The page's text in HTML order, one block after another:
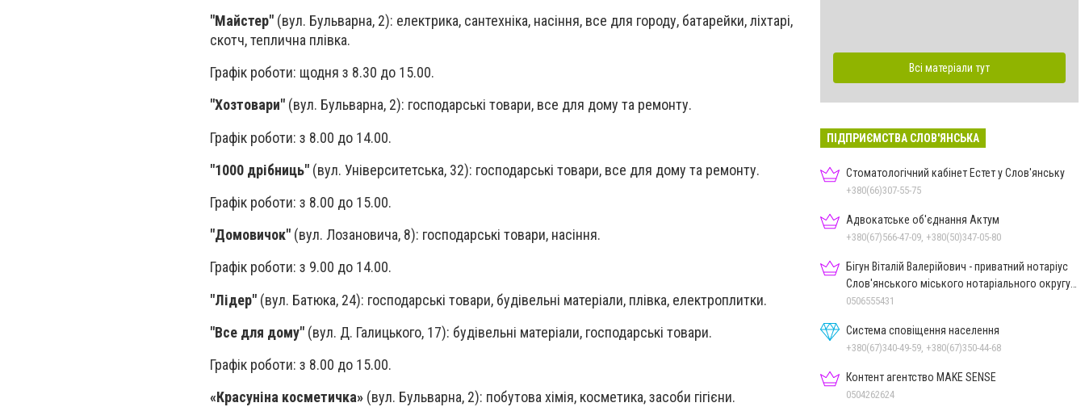
"Майстер" (вул. Бульварна, 2): електрика, сантехніка, насіння, все для городу, батарейки, ліхтарі,
скотч, теплична плівка.
Графік роботи: щодня з 8.30 до 15.00.
"Хозтовари" (вул. Бульварна, 2): господарські товари, все для дому та ремонту.
Графік роботи: з 8.00 до 14.00.
"1000 дрібниць" (вул. Університетська, 32): господарські товари, все для дому та ремонту.
Графік роботи: з 8.00 до 15.00.
"Домовичок" (вул. Лозановича, 8): господарські товари, насіння.
Графік роботи: з 9.00 до 14.00.
"Лідер" (вул. Батюка, 24): господарські товари, будівельні матеріали, плівка, електроплитки.
"Все для дому" (вул. Д. Галицького, 17): будівельні матеріали, господарські товари.
Графік роботи: з 8.00 до 15.00.
«Красуніна косметичка» (вул. Бульварна, 2): побутова хімія, косметика, засоби гігієни.
Всі матеріали тут
ПІДПРИЄМСТВА СЛОВ'ЯНСЬКА
Стоматологічний кабінет Естет у Слов'янську
+380(66)307-55-75
Адвокатське об'єднання Актум
+380(67)566-47-09, +380(50)347-05-80
Бігун Віталій Валерійович - приватний нотаріус
Слов'янського міського нотаріального округу
Дон.обл.
0506555431
Система сповіщення населення
+380(67)340-49-59, +380(67)350-44-68
Контент агентство MAKE SENSE
0504262624